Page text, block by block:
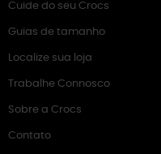
Cuide do seu Crocs
Guias de tamanho
Localize sua loja
Trabalhe Connosco
Sobre a Crocs
Contato